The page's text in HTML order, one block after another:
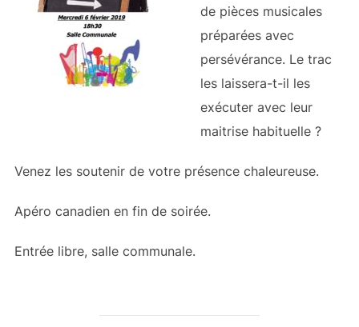
de pièces musicales
préparées avec
persévérance. Le trac
les laissera-t-il les
exécuter avec leur
maitrise habituelle ?
Venez les soutenir de votre présence chaleureuse.
Apéro canadien en fin de soirée.
Entrée libre, salle communale.